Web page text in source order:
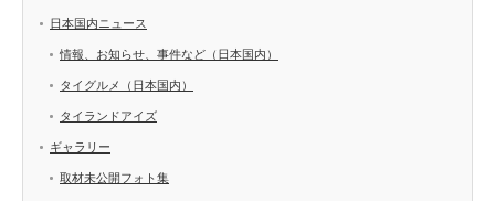
日本国内ニュース
情報、お知らせ、事件など（日本国内）
タイグルメ（日本国内）
タイランドアイズ
ギャラリー
取材未公開フォト集